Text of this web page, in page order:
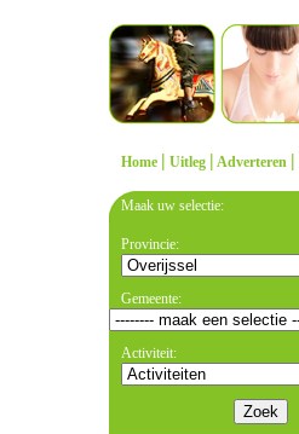
Home | Uitleg | Adverteren |
Maak uw selectie:
Provincie:
Gemeente:
Activiteit: